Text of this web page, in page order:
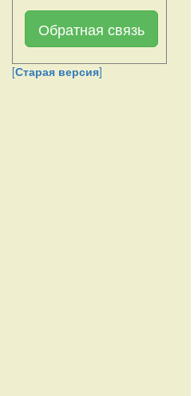
Обратная связь
[Старая версия]